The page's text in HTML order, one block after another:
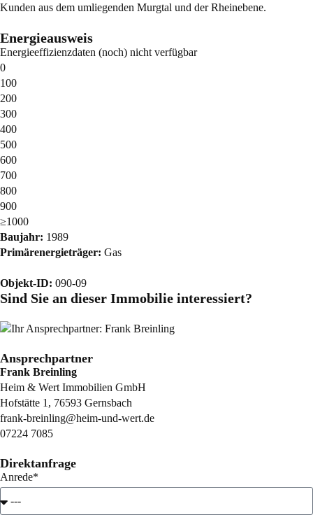
Kunden aus dem umliegenden Murgtal und der Rheinebene.
Energieausweis
Energieeffizienzdaten (noch) nicht verfügbar
0
100
200
300
400
500
600
700
800
900
≥1000
Baujahr: 1989
Primärenergieträger: Gas
Objekt-ID: 090-09
Sind Sie an dieser Immobilie interessiert?
Ansprechpartner
Frank Breinling
Heim & Wert Immobilien GmbH
Hofstätte 1, 76593 Gernsbach
frank-breinling@heim-und-wert.de
07224 7085
Direktanfrage
Anrede*